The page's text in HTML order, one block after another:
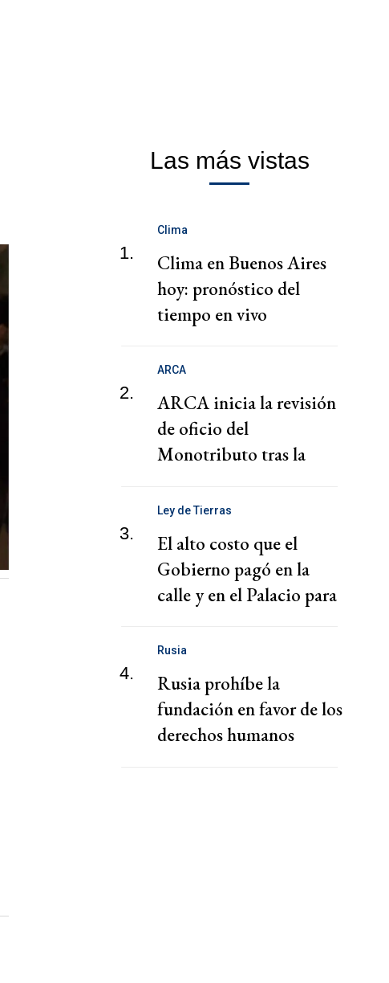
Las más vistas
1.
Clima
Clima en Buenos Aires
hoy: pronóstico del
tiempo en vivo
2.
ARCA
ARCA inicia la revisión
de oficio del
Monotributo tras la
3.
Ley de Tierras
El alto costo que el
Gobierno pagó en la
calle y en el Palacio para
4.
Rusia
Rusia prohíbe la
fundación en favor de los
derechos humanos